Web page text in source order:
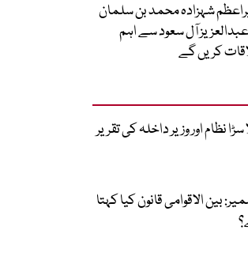
شہزادہ محمد بن سلمان
آل سعود سے اہم
کریں گے
نظام اور وزیر داخلہ کی تقریر
بین الاقوامی قانون کیا کہتا